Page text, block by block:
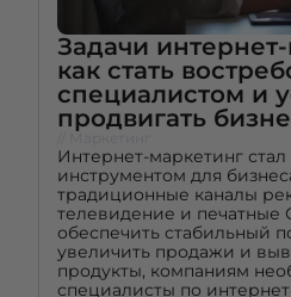
Задачи
как стать
специалистом и
продвигать
Интернет-маркетинг
инструментом для
традиционные каналы
телевидение и
обеспечить стабильный
увеличить продажи и
продукты, компаниям
специалисты по